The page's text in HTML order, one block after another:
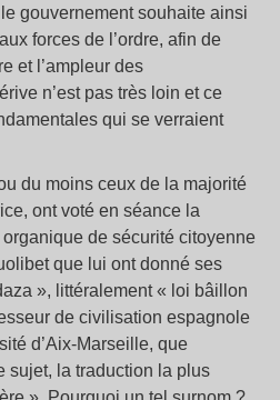
gouvernement souhaite ainsi
forces de l’ordre, afin de
et l’ampleur des
n’est pas très loin et ce
qui se verraient
du moins ceux de la majorité
ont voté en séance la
de sécurité citoyenne
que lui ont donné ses
», littéralement « loi bâillon
de civilisation espagnole
d’Aix-Marseille, que
sujet, la traduction la plus